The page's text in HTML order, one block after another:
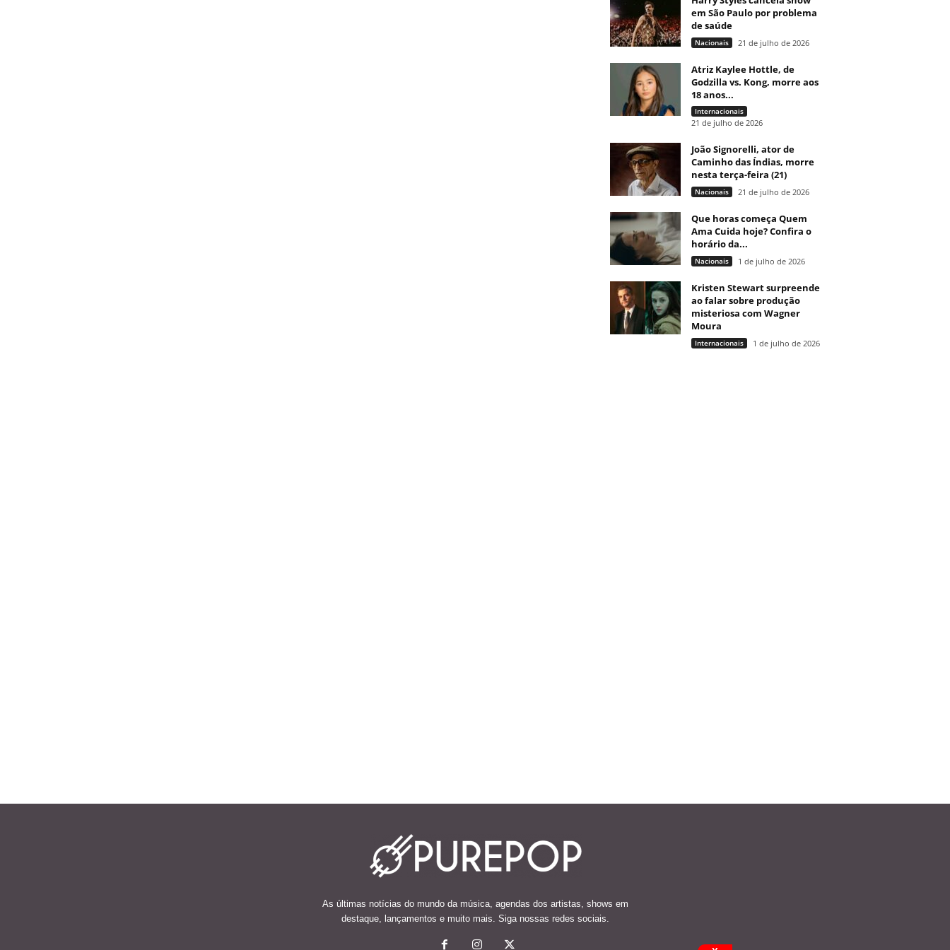
em São Paulo por problema
de saúde
Nacionais 21 de julho de 2026
Atriz Kaylee Hottle, de
Godzilla vs. Kong, morre aos
18 anos...
Internacionais
21 de julho de 2026
João Signorelli, ator de
Caminho das Índias, morre
nesta terça-feira (21)
Nacionais 21 de julho de 2026
Que horas começa Quem
Ama Cuida hoje? Confira o
horário da...
Nacionais 1 de julho de 2026
Kristen Stewart surpreende
ao falar sobre produção
misteriosa com Wagner
Moura
Internacionais 1 de julho de 2026
As últimas notícias do mundo da música, agendas dos artistas, shows em
destaque, lançamentos e muito mais. Siga nossas redes sociais.